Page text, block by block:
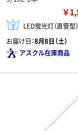
￥
LED蛍光灯（直管型）
お届け日：8月8日（土）
アスクル在庫商品